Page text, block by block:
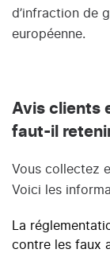
d’infraction de
européenne.
Avis clients
faut-il
Vous collectez
Voici les
La
contre les faux